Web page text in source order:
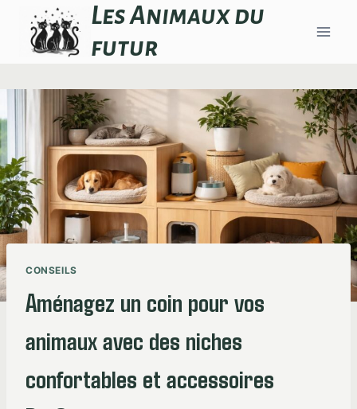
contenu
Les Animaux du
futur
CONSEILS
Aménagez un coin pour vos
animaux avec des niches
confortables et accessoires